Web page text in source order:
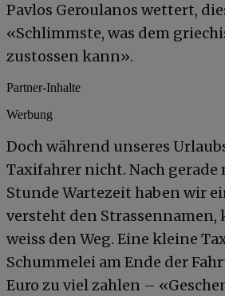
Pavlos Geroulanos wettert,
«Schlimmste, was dem
zustossen kann».
Partner-Inhalte
Werbung
Doch während unseres
Taxifahrer nicht. Nach gerade
Stunde Wartezeit haben wir
versteht den Strassennamen,
weiss den Weg. Eine kleine
Schummelei am Ende der
Euro zu viel zahlen –